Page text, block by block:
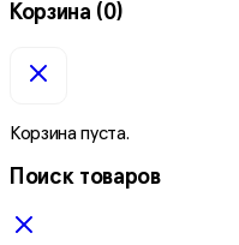
Корзина (0)
Корзина пуста.
Поиск товаров